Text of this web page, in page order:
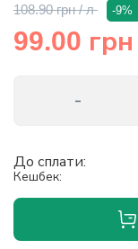
108.90 грн / л -9%
99.00 грн
До сплати:
Кешбек: